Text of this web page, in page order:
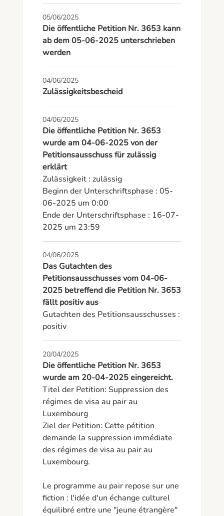
05/06/2025
Die öffentliche Petition Nr. 3653 kann
ab dem 05-06-2025 unterschrieben
werden
04/06/2025
Zulässigkeitsbescheid
04/06/2025
Die öffentliche Petition Nr. 3653
wurde am 04-06-2025 von der
Petitionsausschuss für zulässig
erklärt
Zulässigkeit : zulässig
Beginn der Unterschriftsphase : 05-
06-2025 um 0:00
Ende der Unterschriftsphase : 16-07-
2025 um 23:59
04/06/2025
Das Gutachten des
Petitionsausschusses vom 04-06-
2025 betreffend die Petition Nr. 3653
fällt positiv aus
Gutachten des Petitionsausschusses :
positiv
20/04/2025
Die öffentliche Petition Nr. 3653
wurde am 20-04-2025 eingereicht.
Titel der Petition: Suppression des
régimes de visa au pair au
Luxembourg
Ziel der Petition: Cette pétition
demande la suppression immédiate
des régimes de visa au pair au
Luxembourg.
Le programme au pair repose sur une
fiction : l'idée d'un échange culturel
équilibré entre une "jeune étrangère"